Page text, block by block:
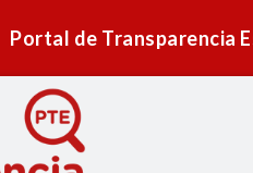
Portal de Transparencia